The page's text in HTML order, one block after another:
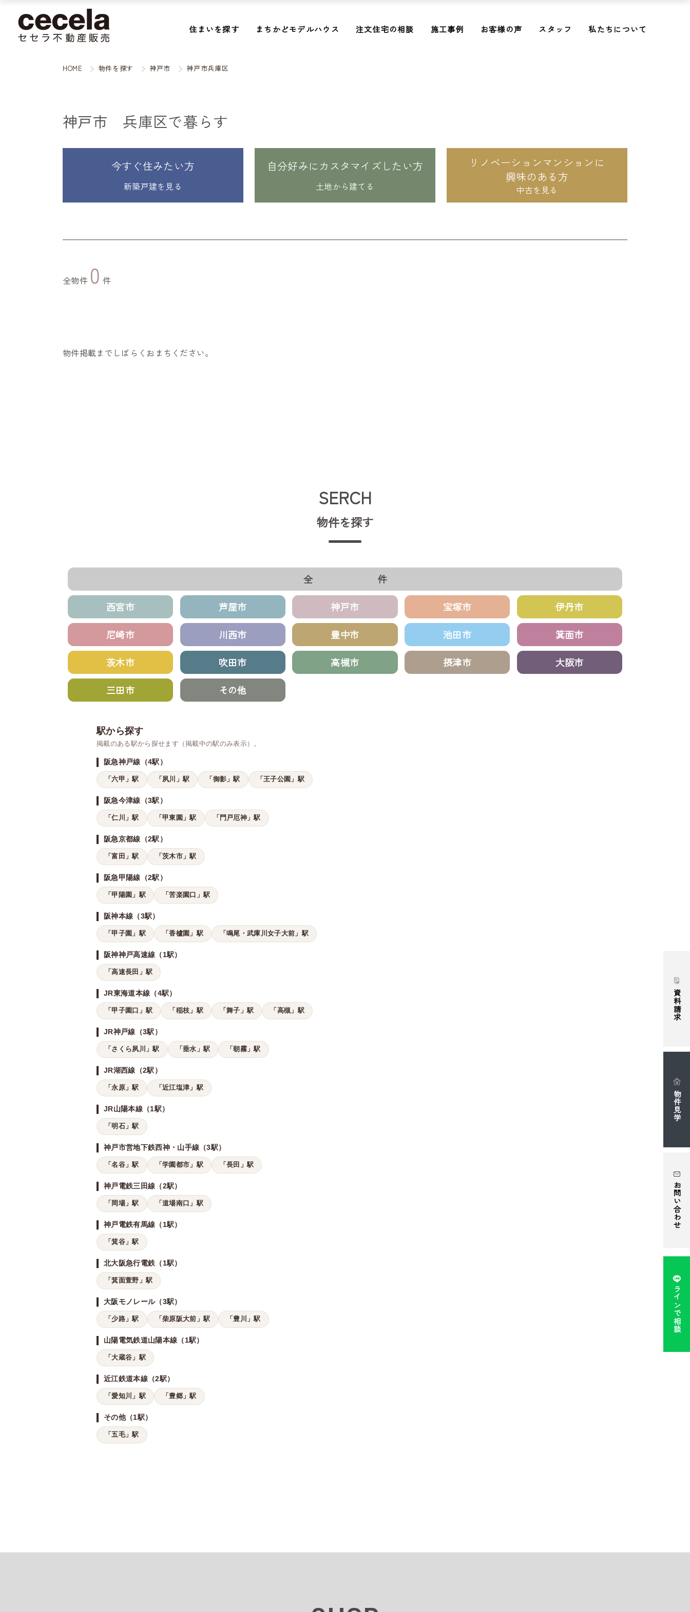
住まいを探す まちかどモデルハウス 注文住宅の相談 施工事例 お客様の声 スタッフ 私たちについて
資料請求
物件見学
お問い合わせ
ラインで相談
HOME 物件を探す 神戸市 神戸市兵庫区
神戸市 兵庫区で暮らす
今すぐ住みたい方 自分好みにカスタマイズしたい方
リノベーションマンションに
興味のある方
全物件 0 件
物件掲載までしばらくおまちください。
SERCH
物件を探す
全 件
西宮市 芦屋市 神戸市 宝塚市 伊丹市
尼崎市 川西市 豊中市 池田市 箕面市
茨木市 吹田市 高槻市 摂津市 大阪市
三田市 その他
駅から探す
掲載のある駅から探せます（掲載中の駅のみ表示）。
阪急神戸線（4駅）
「六甲」駅 「夙川」駅 「御影」駅 「王子公園」駅
阪急今津線（3駅）
「仁川」駅 「甲東園」駅 「門戸厄神」駅
阪急京都線（2駅）
「富田」駅 「茨木市」駅
阪急甲陽線（2駅）
「甲陽園」駅 「苦楽園口」駅
阪神本線（3駅）
「甲子園」駅 「香櫨園」駅 「鳴尾・武庫川女子大前」駅
阪神神戸高速線（1駅）
「高速長田」駅
JR東海道本線（4駅）
「甲子園口」駅 「稲枝」駅 「舞子」駅 「高槻」駅
JR神戸線（3駅）
「さくら夙川」駅 「垂水」駅 「朝霧」駅
JR湖西線（2駅）
「永原」駅 「近江塩津」駅
JR山陽本線（1駅）
「明石」駅
神戸市営地下鉄西神・山手線（3駅）
「名谷」駅 「学園都市」駅 「長田」駅
神戸電鉄三田線（2駅）
「岡場」駅 「道場南口」駅
神戸電鉄有馬線（1駅）
「箕谷」駅
北大阪急行電鉄（1駅）
「箕面萱野」駅
大阪モノレール（3駅）
「少路」駅 「柴原阪大前」駅 「豊川」駅
山陽電気鉄道山陽本線（1駅）
「大蔵谷」駅
近江鉄道本線（2駅）
「愛知川」駅 「豊郷」駅
その他（1駅）
「五毛」駅